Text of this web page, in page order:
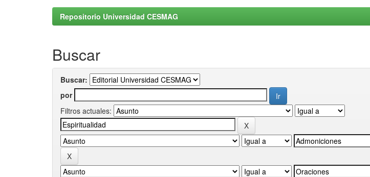
Repositorio Universidad CESMAG
Buscar
Buscar:
por
Filtros actuales: